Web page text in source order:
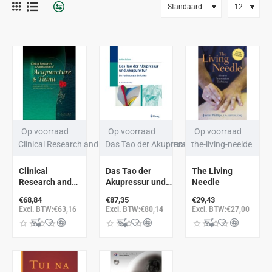
Op voorraad
Clinical Research and Application of Acupuncture & Tuina
Clinical
Research and
Acupuncture &
Tuina
€68,84
Excl. BTW:€63,16
Op voorraad
Das Tao der Akupressur und Akupunktur
Das Tao der
Akupressur und
€87,35
Excl. BTW:€80,14
Op voorraad
the-living-neelde
The Living
Needle
€29,43
Excl. BTW:€27,00